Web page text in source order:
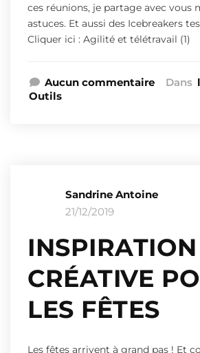
ces réunions, je partage avec vous
astuces. Et aussi des Icebreakers
Cliquer ici : Agilité et télétravail (1)
Aucun commentaire Dans
Outils
Sandrine Antoine
21/12/2019
INSPIRATION
CRÉATIVE
LES FÊTES
Les fêtes arrivent à grand pas ! Et